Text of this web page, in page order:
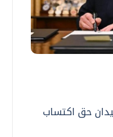
حق اكتساب